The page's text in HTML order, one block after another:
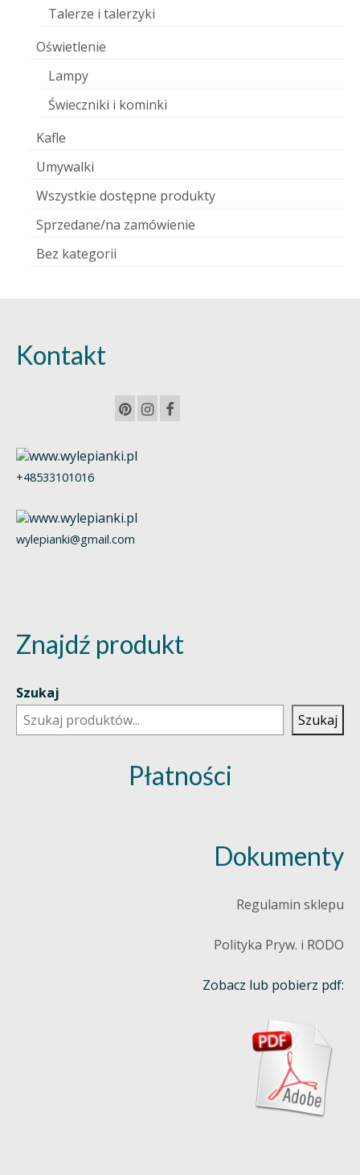
Talerze i talerzyki
Oświetlenie
Lampy
Świeczniki i kominki
Kafle
Umywalki
Wszystkie dostępne produkty
Sprzedane/na zamówienie
Bez kategorii
Kontakt
+48533101016
wylepianki@gmail.com
Znajdź produkt
Szukaj
Szukaj
Płatności
Dokumenty
Regulamin sklepu
Polityka Pryw. i RODO
Zobacz lub pobierz pdf: